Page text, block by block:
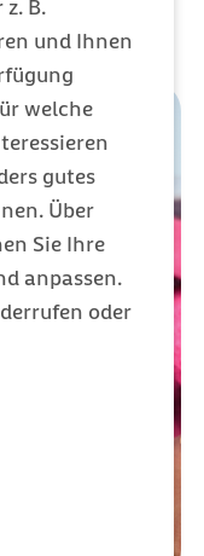
B.
und Ihnen
welche
gutes
Über
Sie Ihre
anpassen.
oder